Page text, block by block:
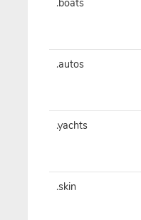
.autos
.yachts
.skin